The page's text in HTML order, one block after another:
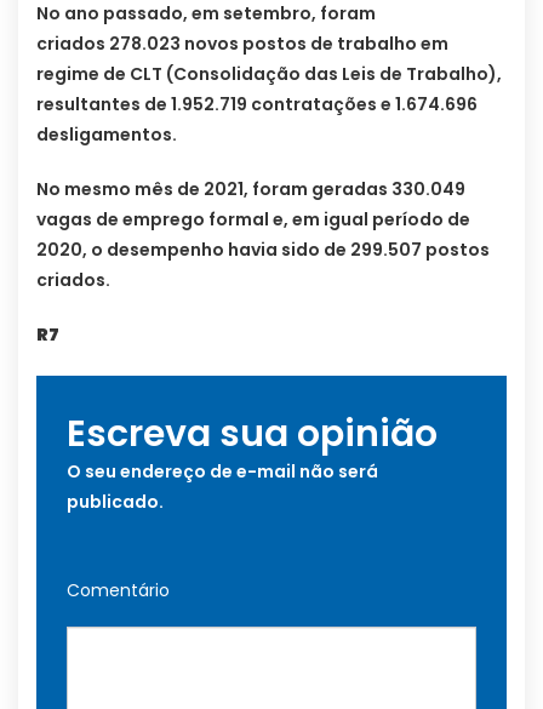
No ano passado, em setembro, foram
criados 278.023 novos postos de trabalho em
regime de CLT (Consolidação das Leis de Trabalho),
resultantes de 1.952.719 contratações e 1.674.696
desligamentos.
No mesmo mês de 2021, foram geradas 330.049
vagas de emprego formal e, em igual período de
2020, o desempenho havia sido de 299.507 postos
criados.
R7
Escreva sua opinião
O seu endereço de e-mail não será
publicado.
Comentário